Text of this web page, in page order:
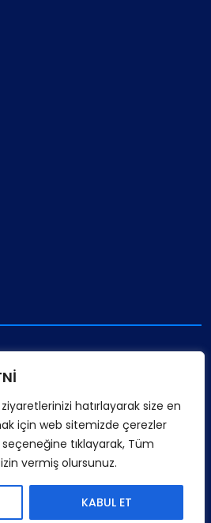
hatırlayarak size en
için web sitemizde çerezler
seçeneğine tıklayarak, Tüm
vermiş olursunuz.
KABUL ET
Tüm Hakları Saklıdır